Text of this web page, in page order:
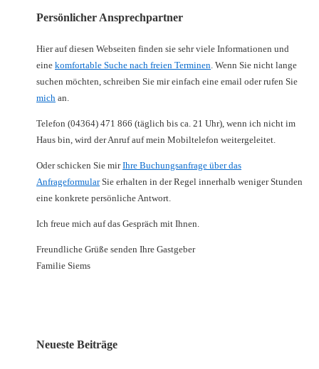
Persönlicher Ansprechpartner
Hier auf diesen Webseiten finden sie sehr viele Informationen und
eine komfortable Suche nach freien Terminen . Wenn Sie nicht lange
suchen möchten, schreiben Sie mir einfach eine email oder rufen Sie
mich an.
Telefon (04364) 471 866 (täglich bis ca. 21 Uhr), wenn ich nicht im
Haus bin, wird der Anruf auf mein Mobiltelefon weitergeleitet.
Oder schicken Sie mirIhre Buchungsanfrage über das
AnfrageformularSie erhalten in der Regel innerhalb weniger Stunden
eine konkrete persönliche Antwort.
Ich freue mich auf das Gespräch mit Ihnen.
Freundliche Grüße senden Ihre Gastgeber
Familie Siems
Neueste Beiträge